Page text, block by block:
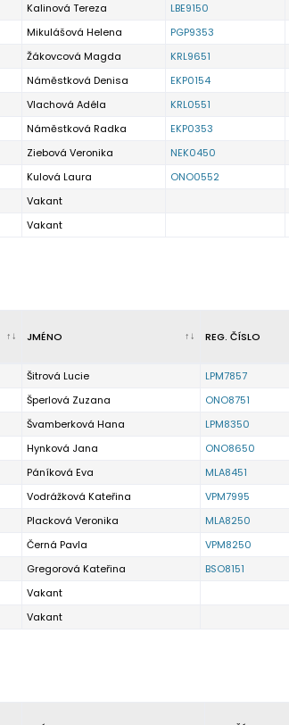
Kalinová Tereza LBE9150
Mikulášová Helena PGP9353
Žákovcová Magda KRL9651
Náměstková Denisa EKP0154
Vlachová Adéla KRL0551
Náměstková Radka EKP0353
Ziebová Veronika NEK0450
Kulová Laura ONO0552
Vakant
Vakant
JMÉNO REG. ČÍSLO
Šitrová Lucie LPM7857
Šperlová Zuzana ONO8751
Švamberková Hana LPM8350
Hynková Jana ONO8650
Páníková Eva MLA8451
Vodrážková Kateřina VPM7995
Placková Veronika MLA8250
Černá Pavla VPM8250
Gregorová Kateřina BSO8151
Vakant
Vakant